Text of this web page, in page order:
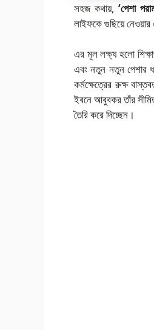
সহজ কথায়,‘পেশা
লাইফকে গুছিয়ে নেওয়ার
এর মূল লক্ষ্য হলো
এবং নতুন নতুন পেশার
কর্মক্ষেত্রের রুক্ষ
ইবনে আবুবকর তাঁর
তৈরি করে দিচ্ছেন।